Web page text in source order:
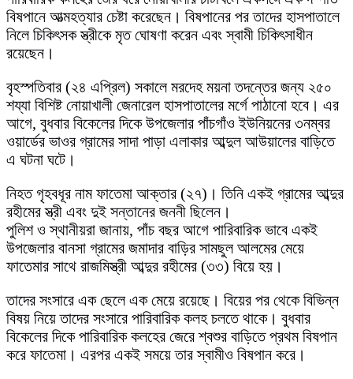
বিষপানে আত্মহত্যার চেষ্টা করেছেন। বিষপানের পর তাদের হাসপাতালে
নিলে চিকিৎসক স্ত্রীকে মৃত ঘোষণা করেন এবং স্বামী চিকিৎসাধীন
রয়েছেন।
বৃহস্পতিবার (২৪ এপ্রিল) সকালে মরদেহ ময়না তদন্তের জন্য ২৫০
শয্যা বিশিষ্ট নোয়াখালী জেনারেল হাসপাতালের মর্গে পাঠানো হবে। এর
আগে, বুধবার বিকেলের দিকে উপজেলার পাঁচগাঁও ইউনিয়নের ৩নম্বর
ওয়ার্ডের ভাওর গ্রামের সাদা পাড়া এলাকার আব্দুল আউয়ালের বাড়িতে
এ ঘটনা ঘটে।
নিহত গৃহবধূর নাম ফাতেমা আক্তার (২৭)। তিনি একই গ্রামের আব্দুর
রহীমের স্ত্রী এবং দুই সন্তানের জননী ছিলেন।
পুলিশ ও স্থানীয়রা জানায়, পাঁচ বছর আগে পারিবারিক ভাবে একই
উপজেলার বানসা গ্রামের জমাদার বাড়ির সামছুল আলমের মেয়ে
ফাতেমার সাথে রাজমিস্ত্রী আব্দুর রহীমের (৩৩) বিয়ে হয়।
তাদের সংসারে এক ছেলে এক মেয়ে রয়েছে। বিয়ের পর থেকে বিভিন্ন
বিষয় নিয়ে তাদের সংসারে পারিবারিক কলহ চলতে থাকে। বুধবার
বিকেলের দিকে পারিবারিক কলহের জেরে শ্বশুর বাড়িতে প্রথম বিষপান
করে ফাতেমা। এরপর একই সময়ে তার স্বামীও বিষপান করে।